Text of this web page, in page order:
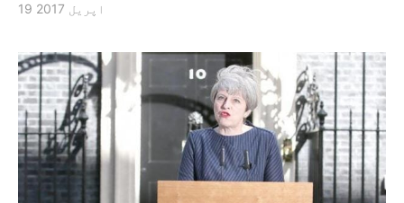
19 اپریل 2017